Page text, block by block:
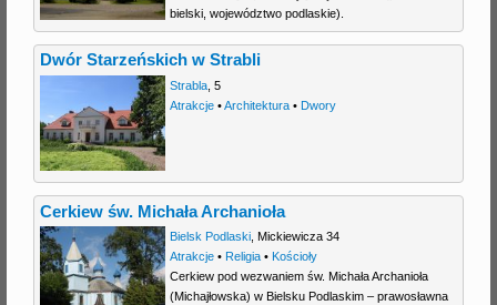
bielski, województwo podlaskie).
Dwór Starzeńskich w Strabli
Strabla, 5
Atrakcje•Architektura• Dwory
Cerkiew św. Michała Archanioła
Bielsk Podlaski, Mickiewicza 34
Atrakcje• Religia• Kościoły
Cerkiew pod wezwaniem św. Michała Archanioła
(Michajłowska) w Bielsku Podlaskim – prawosławna